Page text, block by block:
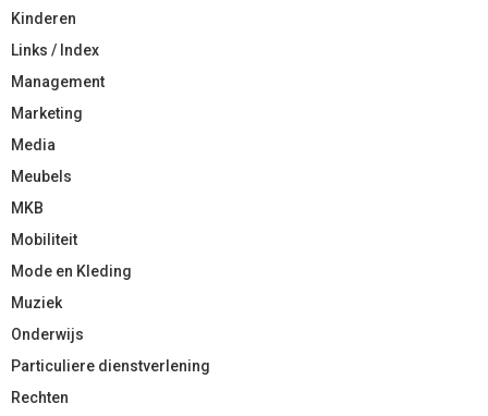
Kinderen
Links / Index
Management
Marketing
Media
Meubels
MKB
Mobiliteit
Mode en Kleding
Muziek
Onderwijs
Particuliere dienstverlening
Rechten